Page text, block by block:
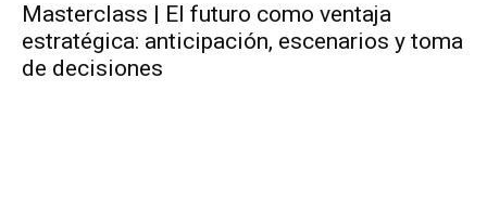
Masterclass | El futuro como ventaja
estratégica: anticipación, escenarios y toma
de decisiones